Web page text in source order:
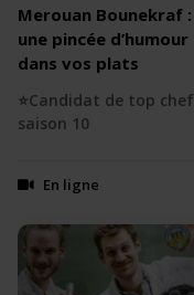
Merouan Bounekraf :
une pincée d’humour
dans vos plats
⭐️Candidat de top chef
saison 10
En ligne